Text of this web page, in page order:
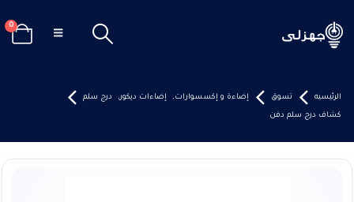
0
الرئيسيه تسوق إضاءة و إكسسوارات, إضاءات ديكور, درج سلم
كشاف درج سلم دفن